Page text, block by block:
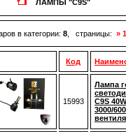
ЛАМПЫ "C9S"
в категории: 8 , страницы: »
Код
15993
Лампа
C9S
3000/